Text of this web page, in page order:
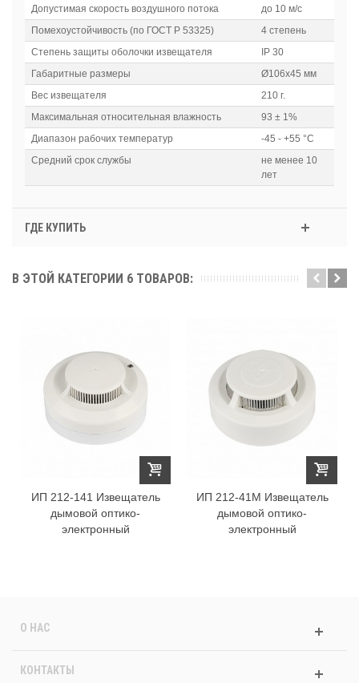
Допустимая скорость воздушного потока
до 10 м/с
Помехоустойчивость (по ГОСТ Р 53325)
4 степень
Степень защиты оболочки извещателя
IP 30
Габаритные размеры
Ø106х45 мм
Вес извещателя
210 г.
Максимальная относительная влажность
93 ± 1%
Диапазон рабочих температур
-45 - +55 °С
Средний срок службы
не менее 10
лет
ГДЕ КУПИТЬ
В ЭТОЙ КАТЕГОРИИ 6 ТОВАРОВ:
ИП 212-141 Извещатель
дымовой оптико-
электронный
ИП 212-41М Извещатель
дымовой оптико-
электронный
О НАС
КОНТАКТЫ